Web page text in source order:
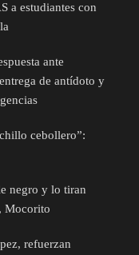
a estudiantes con
ante
de antídoto y
cebollero”:
negro y lo tiran
Mocorito
refuerzan